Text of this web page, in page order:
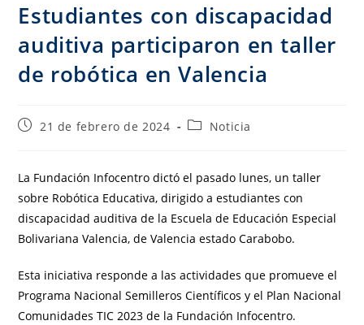
Estudiantes con discapacidad
auditiva participaron en taller
de robótica en Valencia
21 de febrero de 2024 Noticia
La Fundación Infocentro dictó el pasado lunes, un taller
sobre Robótica Educativa, dirigido a estudiantes con
discapacidad auditiva de la Escuela de Educación Especial
Bolivariana Valencia, de Valencia estado Carabobo.
Esta iniciativa responde a las actividades que promueve el
Programa Nacional Semilleros Científicos y el Plan Nacional
Comunidades TIC 2023 de la Fundación Infocentro.